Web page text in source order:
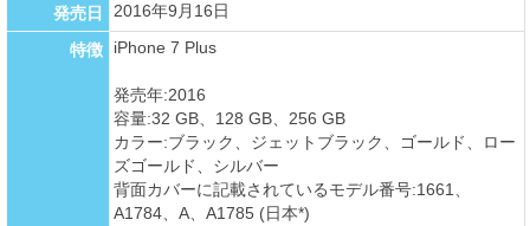
発売日
2016年9月16日
特徴 iPhone 7 Plus
発売年:2016
容量:32 GB、128 GB、256 GB
カラー:ブラック、ジェットブラック、ゴールド、ロー
ズゴールド、シルバー
背面カバーに記載されているモデル番号:1661、
A1784、A、A1785 (日本*)